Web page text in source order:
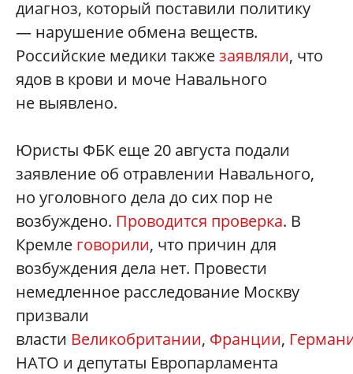
диагноз, который поставили политику
— нарушение обмена веществ.
Российские медики такжезаявляли, что
ядов в крови и моче Навального
не выявлено.
Юристы ФБК еще 20 августа подали
заявление об отравлении Навального,
но уголовного дела до сих пор не
возбуждено. Проводится проверка. В
Кремле говорили, что причин для
возбуждения дела нет. Провести
немедленное расследование Москву
призвали
власти Великобритании, Франции,
НАТО и депутаты Европарламента